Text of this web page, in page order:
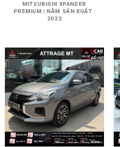
MITSUBISHI XPANDER
PREMIUM | NĂM SẢN XUẤT :
2022